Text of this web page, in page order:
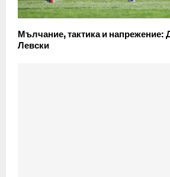
Мълчание, тактика и напрежение:
Левски